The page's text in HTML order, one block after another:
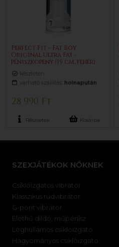
Perfect Fit - Fat Boy
Original Ultra Fat -
péniszköpeny (19 cm, fehér)
készleten
várható szállítás: holnapután
28 990 Ft
Részletek Kosárba
SZEXJÁTÉKOK NŐKNEK
Csiklóizgatós vibrátor
Klasszikus rúdvibrátor
G-pont vibrátor
Élethű dildó, műpénisz
Léghullámos csiklóizgató
Hagyományos csiklóizgató